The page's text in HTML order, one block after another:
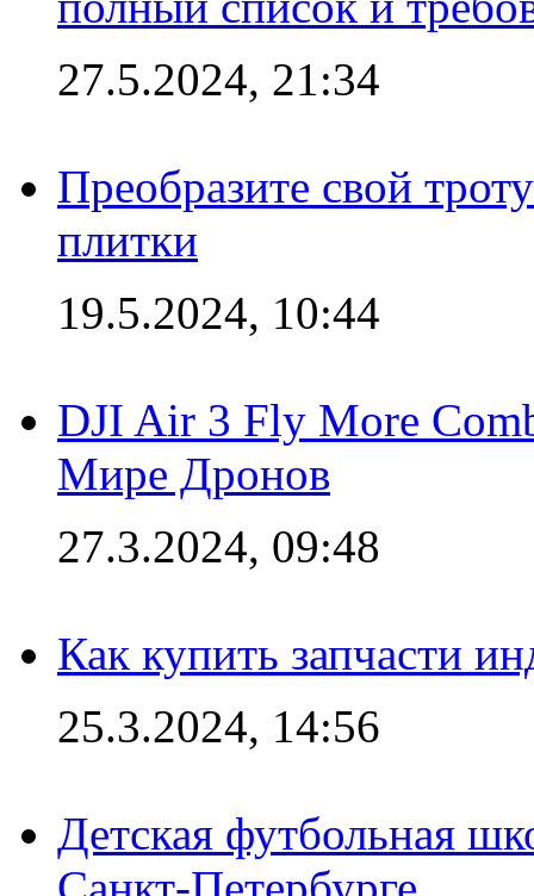
27.5.2024, 21:34
Преобразите свой
плитки
19.5.2024, 10:44
DJI Air 3 Fly More
Мире Дронов
27.3.2024, 09:48
Как купить запчасти
25.3.2024, 14:56
Детская футбольная